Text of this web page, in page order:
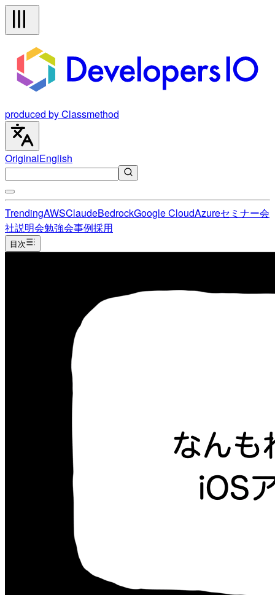
produced by Classmethod
OriginalEnglish
TrendingAWSClaudeBedrockGoogle CloudAzureセミナー会
社説明会勉強会事例採用
目次